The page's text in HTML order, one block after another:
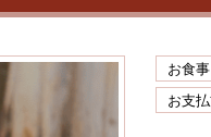
お食事
お支